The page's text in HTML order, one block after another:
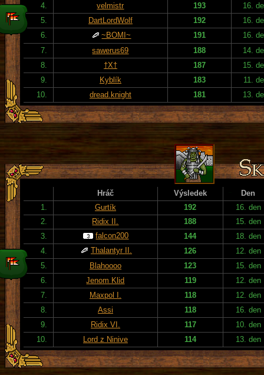
4.
velmistr 193
16.
5.
DartLordWolf 192
16.
6.
~BOMI~ 191
16.
7.
sawerus69 188
14.
8.
†X† 187
15.
9.
Kyblík 183
11.
10.
dread.knight 181 13.
Hráč Výsledek
Den
1.
Gurtík 192
16. den
2.
Ridix II. 188
15. den
3.
falcon200 144
18. den
4.
Thalantyr II. 126
12. den
5.
Blahoooo 123
15. den
6.
Jenom Klid 119
12. den
7.
Maxpol I. 118
12. den
8.
Assi 118
16. den
9.
Ridix VI. 117
10. den
10.
Lord z Ninive 114 13. den